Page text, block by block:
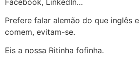
Prefere falar alemão do que inglês
comem, evitam-se.
Eis a nossa Ritinha fofinha.